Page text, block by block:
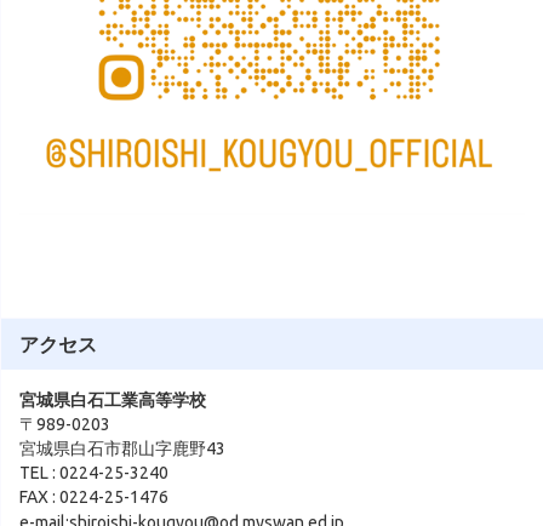
アクセス
宮城県白石工業高等学校
〒989-0203
宮城県白石市郡山字鹿野43
TEL : 0224-25-3240
FAX : 0224-25-1476